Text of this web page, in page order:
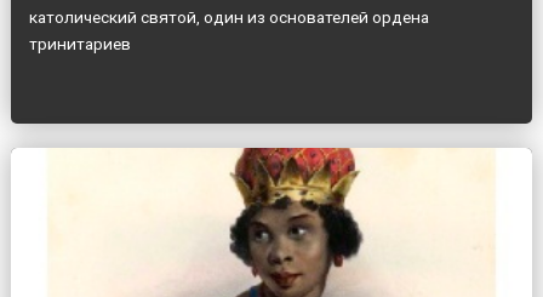
католический святой, один из основателей ордена
тринитариев